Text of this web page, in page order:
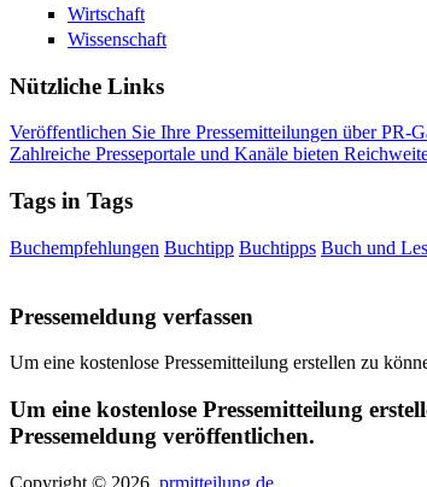
Wirtschaft
Wissenschaft
Nützliche Links
Veröffentlichen Sie Ihre Pressemitteilungen über PR-
Zahlreiche Presseportale und Kanäle bieten
Tags in Tags
Buchempfehlungen Buchtipp Buchtipps Buch und
Pressemeldung verfassen
Um eine kostenlose Pressemitteilung erstellen zu
Um eine kostenlose Pressemitteilung
Pressemeldung veröffentlichen.
Copyright © 2026, prmitteilung.de